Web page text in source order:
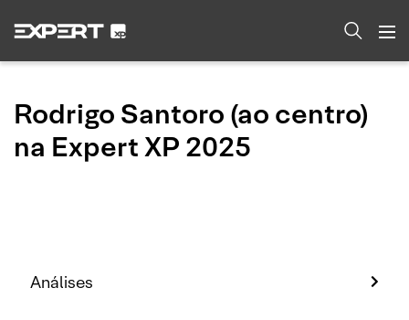
Rodrigo Santoro (ao centro)
na Expert XP 2025
Análises